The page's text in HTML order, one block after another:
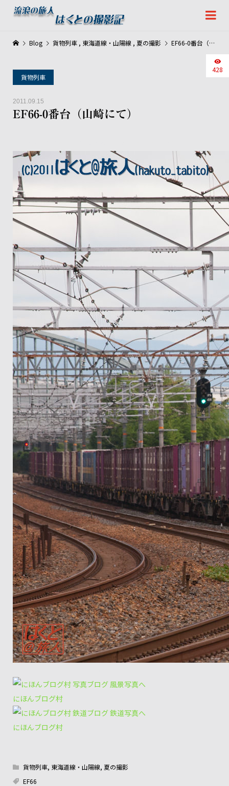
貨物列車
2011.09.15
EF66-0番台（山崎にて）
428
Blog 貨物列車 , 東海道線・山陽線 , 夏の撮影 EF66-0番台（山崎にて）
にほんブログ村
にほんブログ村
貨物列車, 東海道線・山陽線, 夏の撮影
EF66